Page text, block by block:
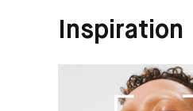
Inspiration